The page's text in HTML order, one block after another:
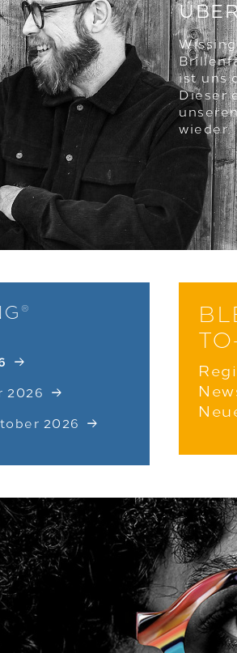
Wissing
ist uns
Dieser
wieder.
®
2026
2026